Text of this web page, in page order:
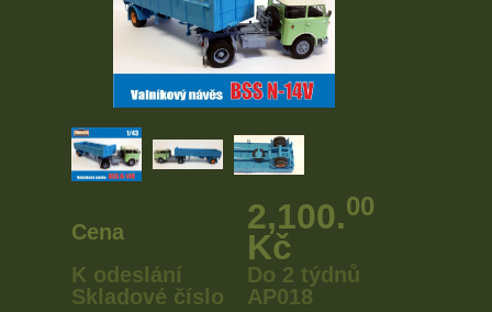
Cena 2,100.00
Kč
K odeslání
Do 2 týdnů
Skladové číslo
AP018